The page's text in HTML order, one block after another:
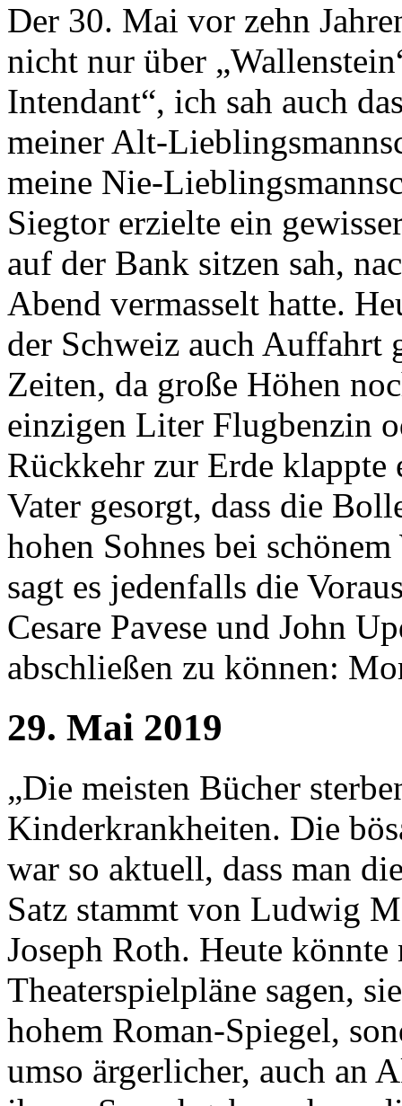
Der 30. Mai vor zehn
nicht nur über
Intendant“, ich sah auch
meiner Alt-
meine Nie-
Siegtor erzielte ein
auf der Bank sitzen sah,
Abend vermasselt hatte.
der Schweiz auch Auffahrt
Zeiten, da große Höhen
einzigen Liter Flugbenzin
Rückkehr zur Erde klappte
Vater gesorgt, dass die
hohen Sohnes bei
sagt es jedenfalls die
Cesare Pavese und John
abschließen zu können:
29. Mai 2019
„Die meisten Bücher
Kinderkrankheiten. Die
war so aktuell, dass man
Satz stammt von Ludwig
Joseph Roth. Heute
Theaterspielpläne sagen,
hohem Roman-Spiegel,
umso ärgerlicher, auch